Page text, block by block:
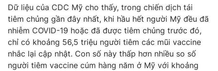
Dữ liệu của CDC Mỹ cho thấy, trong chiến dịch tái
tiêm chủng gần đây nhất, khi hầu hết người Mỹ đều đã
nhiễm COVID-19 hoặc đã được tiêm chủng trước đó,
chỉ có khoảng 56,5 triệu người tiêm các mũi vaccine
nhắc lại cập nhật. Con số này thấp hơn nhiều so số
người tiêm vaccine cúm hàng năm ở Mỹ với khoảng